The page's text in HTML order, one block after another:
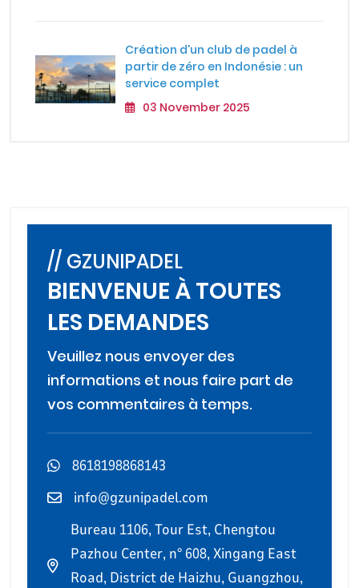
Création d'un club de padel à
partir de zéro en Indonésie : un
service complet
03 November 2025
// GZUNIPADEL
BIENVENUE À TOUTES
LES DEMANDES
Veuillez nous envoyer des
informations et nous faire part de
vos commentaires à temps.
8618198868143
info@gzunipadel.com
Bureau 1106, Tour Est, Chengtou
Pazhou Center, n° 608, Xingang East
Road, District de Haizhu, Guangzhou,